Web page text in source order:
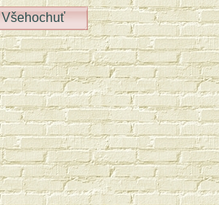
Všehochuť